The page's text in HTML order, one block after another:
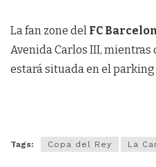
La fan zone del FC
Avenida Carlos III, mientras
estará situada en el
Tags: Copa del Rey La